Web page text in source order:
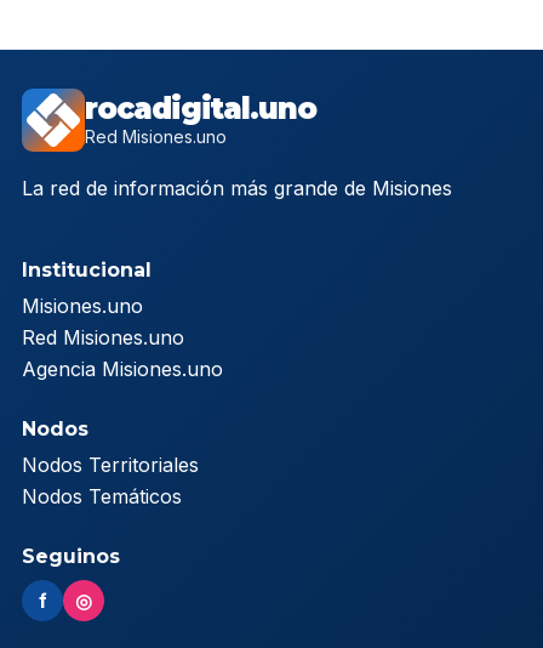
rocadigital.uno
Red Misiones.uno
La red de información más grande de Misiones
Institucional
Misiones.uno
Red Misiones.uno
Agencia Misiones.uno
Nodos
Nodos Territoriales
Nodos Temáticos
Seguinos
f ◎